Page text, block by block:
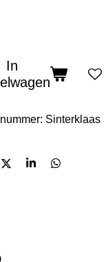
In
Sinterklaas
D
S
D